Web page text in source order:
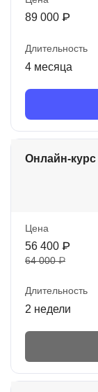
89 000 ₽
Длительность
4 месяца
Онлайн-курс
Цена
56 400 ₽
64 000 ₽
Длительность
2 недели